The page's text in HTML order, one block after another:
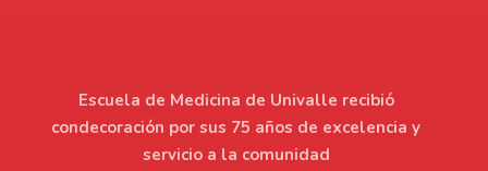
Escuela de Medicina de Univalle recibió
condecoración por sus 75 años de excelencia y
servicio a la comunidad